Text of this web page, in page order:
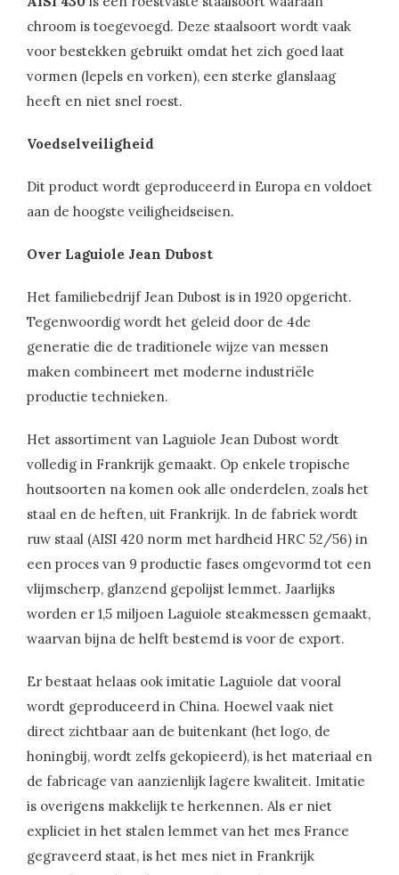
chroom is toegevoegd. Deze staalsoort wordt vaak
voor bestekken gebruikt omdat het zich goed laat
vormen (lepels en vorken), een sterke glanslaag
heeft en niet snel roest.
Voedselveiligheid
Dit product wordt geproduceerd in Europa en voldoet
aan de hoogste veiligheidseisen.
Over Laguiole Jean Dubost
Het familiebedrijf Jean Dubost is in 1920 opgericht.
Tegenwoordig wordt het geleid door de 4de
generatie die de traditionele wijze van messen
maken combineert met moderne industriële
productie technieken.
Het assortiment van Laguiole Jean Dubost wordt
volledig in Frankrijk gemaakt. Op enkele tropische
houtsoorten na komen ook alle onderdelen, zoals het
staal en de heften, uit Frankrijk. In de fabriek wordt
ruw staal (AISI 420 norm met hardheid HRC 52/56) in
een proces van 9 productie fases omgevormd tot een
vlijmscherp, glanzend gepolijst lemmet. Jaarlijks
worden er 1,5 miljoen Laguiole steakmessen gemaakt,
waarvan bijna de helft bestemd is voor de export.
Er bestaat helaas ook imitatie Laguiole dat vooral
wordt geproduceerd in China. Hoewel vaak niet
direct zichtbaar aan de buitenkant (het logo, de
honingbij, wordt zelfs gekopieerd), is het materiaal en
de fabricage van aanzienlijk lagere kwaliteit. Imitatie
is overigens makkelijk te herkennen. Als er niet
expliciet in het stalen lemmet van het mes France
gegraveerd staat, is het mes niet in Frankrijk